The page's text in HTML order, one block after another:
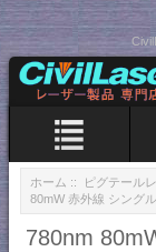
ホーム :: ピグテール
80mW 赤外線 シング
780nm